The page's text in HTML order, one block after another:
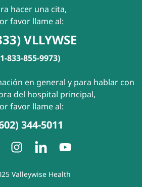
hacer una cita,
favor llame al:
VLLYWSE
833-855-9973)
en general y para hablar con
del hospital principal,
favor llame al:
344-5011
Valleywise Health